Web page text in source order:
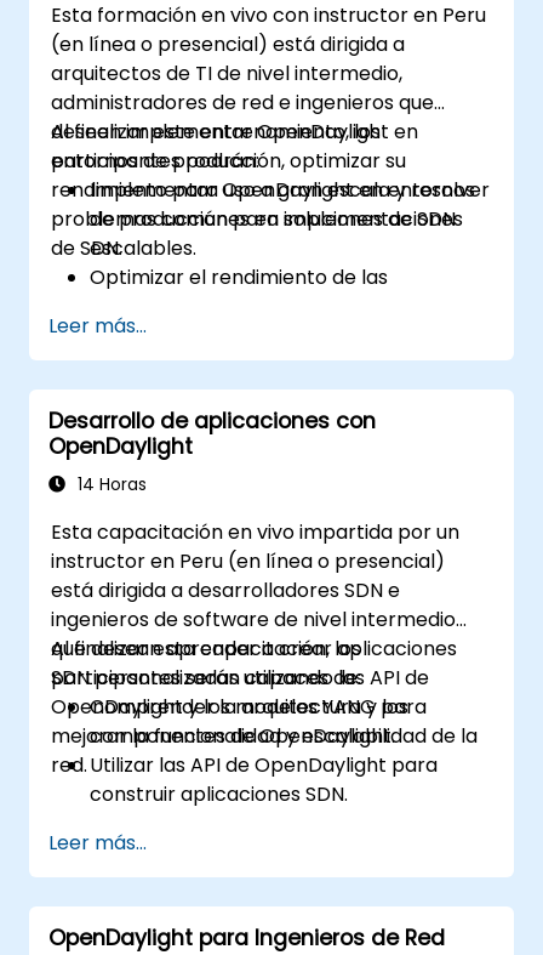
Esta formación en vivo con instructor en Peru
(en línea o presencial) está dirigida a
arquitectos de TI de nivel intermedio,
administradores de red e ingenieros que
deseen implementar OpenDaylight en
entornos de producción, optimizar su
rendimiento para uso a gran escala y resolver
problemas comunes en implementaciones
de SDN.
Al finalizar este entrenamiento, los
participantes podrán:
Implementar OpenDaylight en entornos
de producción para soluciones de SDN
escalables.
Optimizar el rendimiento de las
manejar grandes volúmenes de tráfico.
Diagnosticar y resolver problemas
comunes en implementaciones de SDN.
Monitorear y mantener entornos de
OpenDaylight para garantizar estabilidad
a largo plazo.
OpenDaylight para satisfacer las
demandas crecientes de la red.
Leer más...
Desarrollo de aplicaciones con
OpenDaylight
14 Horas
Esta capacitación en vivo impartida por un
instructor en Peru (en línea o presencial)
está dirigida a desarrolladores SDN e
ingenieros de software de nivel intermedio
que desean aprender a crear aplicaciones
SDN personalizadas utilizando las API de
OpenDaylight y los modelos YANG para
mejorar la funcionalidad y escalabilidad de la
red.
Al finalizar esta capacitación, los
participantes serán capaces de:
Comprender la arquitectura y los
componentes de OpenDaylight.
Utilizar las API de OpenDaylight para
construir aplicaciones SDN.
la personalización de la red.
Implementar, probar y depurar
aplicaciones personalizadas en un
entorno OpenDaylight.
Leer más...
OpenDaylight para Ingenieros de Red